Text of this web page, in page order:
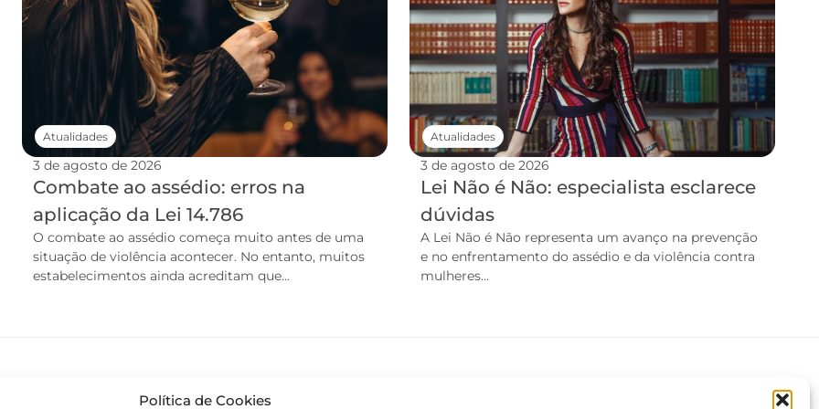
Política de Cookies
3 de agosto de 2026
Combate ao assédio: erros na
aplicação da Lei 14.786
O combate ao assédio começa muito antes de uma
situação de violência acontecer. No entanto, muitos
estabelecimentos ainda acreditam que...
Atualidades
3 de agosto de 2026
Lei Não é Não: especialista esclarece
dúvidas
A Lei Não é Não representa um avanço na prevenção
e no enfrentamento do assédio e da violência contra
mulheres...
Atualidades